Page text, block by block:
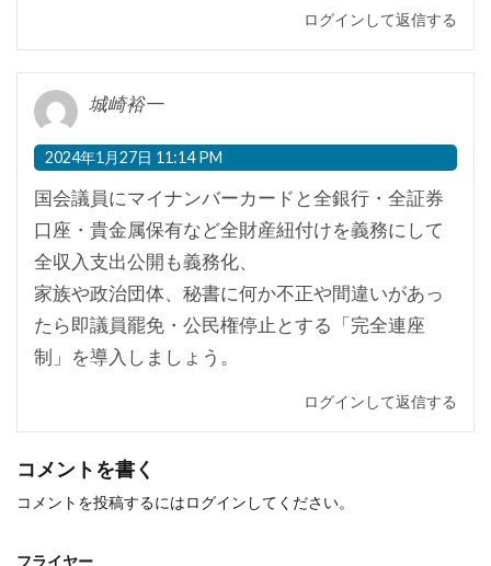
ログインして返信する
城崎裕一
2024年1月27日 11:14 PM
国会議員にマイナンバーカードと全銀行・全証券
口座・貴金属保有など全財産紐付けを義務にして
全収入支出公開も義務化、
家族や政治団体、秘書に何か不正や間違いがあっ
たら即議員罷免・公民権停止とする「完全連座
制」を導入しましょう。
ログインして返信する
コメントを書く
コメントを投稿するにはログイン してください。
フライヤー